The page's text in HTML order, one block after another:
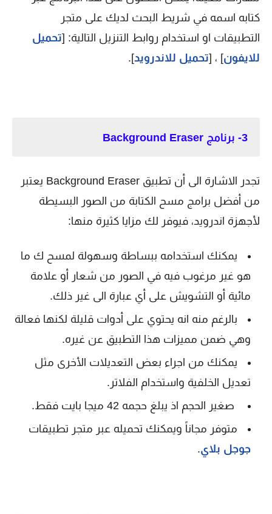
كتابه اسمه في شريط البحث لديك على متجر
التطبيقات او استخدام روابط التنزيل التالية: [تحميل
للايفون] ، [تحميل للاندرويد].
3- برنامج Background Eraser
تجدر الاشارة الى أن تطبيق Background Eraser يعتبر
من أفضل برامج مسح الكتابة من الصور البسيطة
لأجهزة اندرويد، فيوفر لك مزايا كثيرة منها:
يمكنك استخدامه ببساطة وسهولة لمسح ك ما
هو غير مرغوب فيه في الصور من شعار أو علامة
مائية أو التشويش على أي عبارة الى غير ذلك.
بالرغم منه انه يحتوي على أدوات قليلة لكنها فعالة
وهي ضمن مميزات هذا التطبيق عن غيره.
يمكنك من اجراء بعض التعديلات الأخرى مثل
تعديل الخلفية واستخدام الفلاتر.
صغير الحجم اذ يبلغ حجمه 42 ميجا بايت فقط.
متوفر مجاناً ويمكنك تحميله عبر متجر تطبيقات
جوجل بلاي.